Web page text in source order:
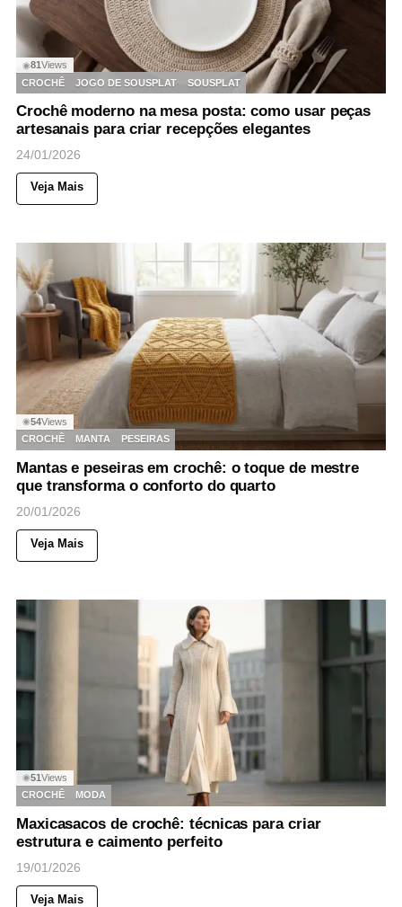
◉81Views
CROCHÊ
JOGO DE SOUSPLAT SOUSPLAT
Crochê moderno na mesa posta: como usar peças
artesanais para criar recepções elegantes
24/01/2026
Veja Mais
◉54Views
CROCHÊ
MANTA PESEIRAS
Mantas e peseiras em crochê: o toque de mestre
que transforma o conforto do quarto
20/01/2026
Veja Mais
◉51Views
CROCHÊ
MODA
Maxicasacos de crochê: técnicas para criar
estrutura e caimento perfeito
19/01/2026
Veja Mais